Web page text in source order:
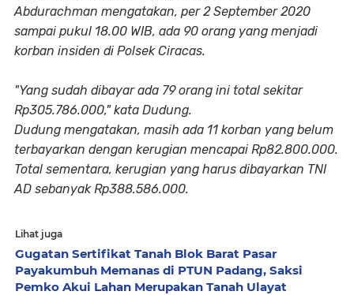
Abdurachman mengatakan, per 2 September 2020
sampai pukul 18.00 WIB, ada 90 orang yang menjadi
korban insiden di Polsek Ciracas.
"Yang sudah dibayar ada 79 orang ini total sekitar
Rp305.786.000," kata Dudung.
Dudung mengatakan, masih ada 11 korban yang belum
terbayarkan dengan kerugian mencapai Rp82.800.000.
Total sementara, kerugian yang harus dibayarkan TNI
AD sebanyak Rp388.586.000.
Lihat juga
Gugatan Sertifikat Tanah Blok Barat Pasar
Payakumbuh Memanas di PTUN Padang, Saksi
Pemko Akui Lahan Merupakan Tanah Ulayat